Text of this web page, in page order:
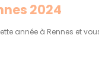
2024
année à Rennes et